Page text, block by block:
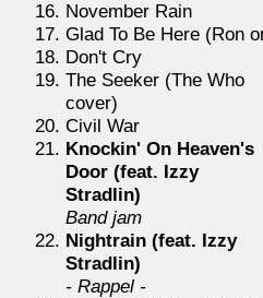
November Rain
Glad To Be Here (Ron
Don't Cry
The Seeker (The Who
cover)
Civil War
Knockin' On Heaven's
Door (feat. Izzy
Stradlin)
Band jam
Nightrain (feat. Izzy
Stradlin)
- Rappel -